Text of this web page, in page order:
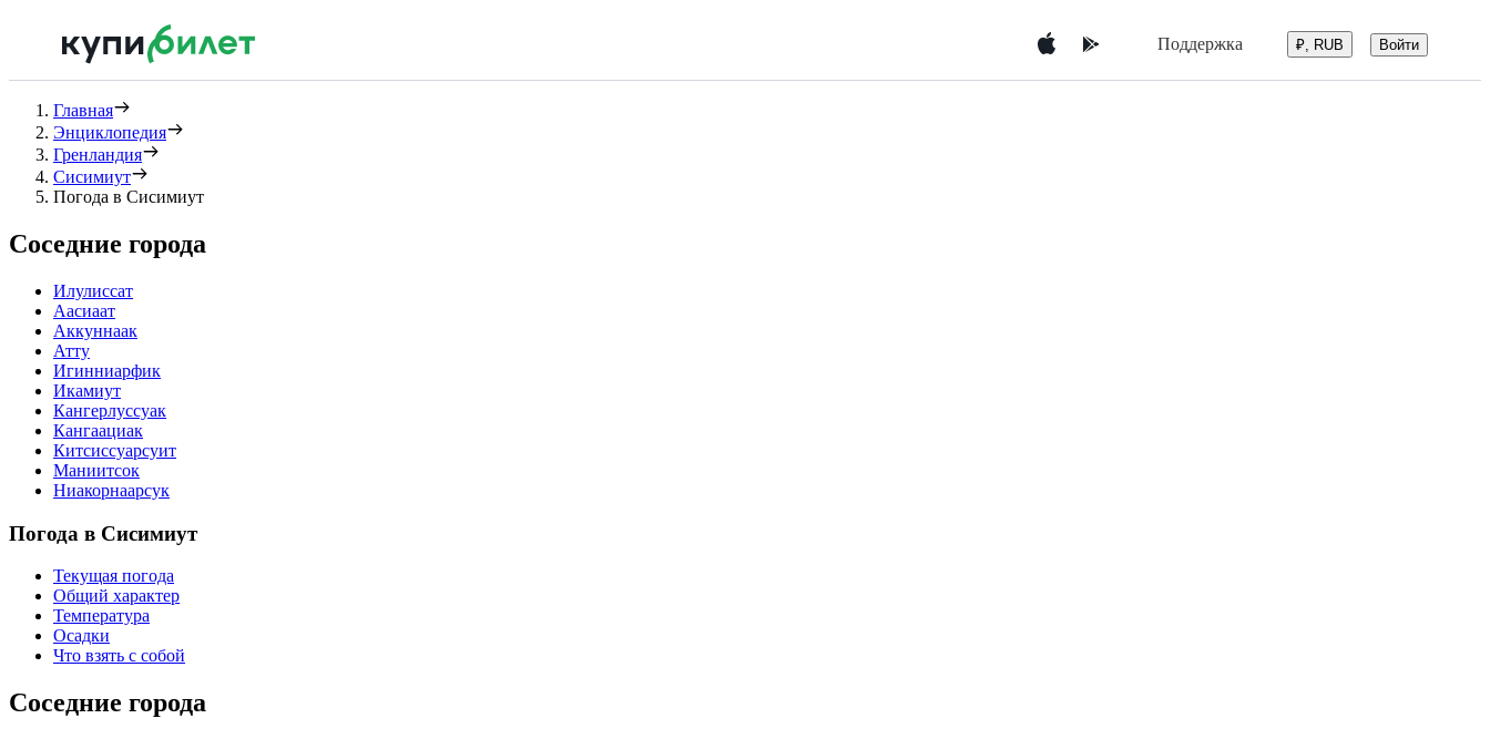
Поддержка ₽, RUB Войти
Главная
Энциклопедия
Гренландия
Сисимиут
Погода в Сисимиут
Соседние города
Илулиссат
Аасиаат
Аккуннаак
Атту
Игинниарфик
Икамиут
Кангерлуссуак
Кангаациак
Китсиссуарсуит
Маниитсок
Ниакорнаарсук
Погода в Сисимиут
Текущая погода
Общий характер
Температура
Осадки
Что взять с собой
Соседние города